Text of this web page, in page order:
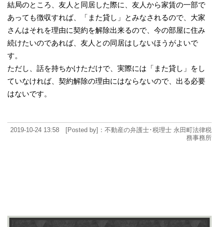
結局のところ、友人と同居した際に、友人から家賃の一部で
あっても徴収すれば、「また貸し」とみなされるので、大家
さんはそれを理由に契約を解除出来るので、今の部屋に住み
続けたいのであれば、友人との同居はしないほうがよいで
す。
ただし、話を持ちかけただけで、実際には「また貸し」をし
ていなければ、契約解除の理由にはならないので、出る必要
はないです。
2019-10-24 13:58 [Posted by]：不動産の弁護士･税理士 永田町法律税
務事務所